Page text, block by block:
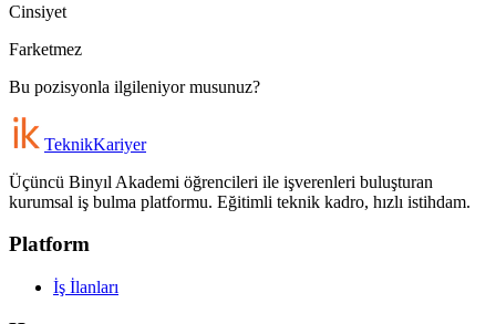
Cinsiyet
Farketmez
Bu pozisyonla ilgileniyor musunuz?
TeknikKariyer
Üçüncü Binyıl Akademi öğrencileri ile işverenleri buluşturan
kurumsal iş bulma platformu. Eğitimli teknik kadro, hızlı istihdam.
Platform
İş İlanları